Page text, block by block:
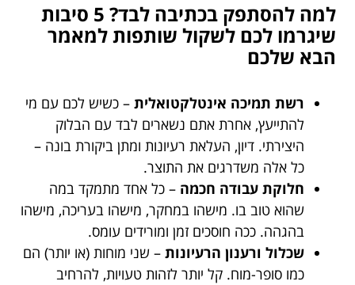
למה להסתפק בכתיבה לבד? 5 סיבות
שיגרמו לכם לשקול שותפות למאמר
הבא שלכם
רשת תמיכה אינטלקטואלית – כשיש לכם עם מי
להתייעץ, אחרת אתם נשארים לבד עם הבלוק
היצירתי. דיון, העלאת רעיונות ומתן ביקורת בונה –
כל אלה משדרגים את התוצר.
חלוקת עבודה חכמה – כל אחד מתמקד במה
שהוא טוב בו. מישהו במחקר, מישהו בעריכה, מישהו
בהגהה. ככה חוסכים זמן ומורידים עומס.
שכלול ורענון הרעיונות – שני מוחות (או יותר) הם
כמו סופר-מוח. קל יותר לזהות טעויות, להרחיב